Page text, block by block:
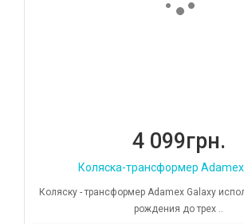
4 099грн.
Коляска-трансформер Adamex
Коляску - трансформер Adamex Galaxy
рождения до трех ..